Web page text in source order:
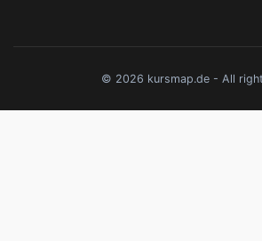
© 2026 kursmap.de - All